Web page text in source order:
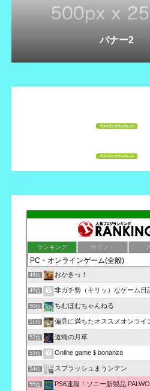
バナー3
バナー1
バナー2
バナー3
バナー1
ランキング ポイント
48位 おかきっ！
49位 非ガチ勢（キリッ）なゲーム日
50位 ちむほむちゃんねる
51位 偏見に満ちたオススメオンラインゲー
52位 道端の月草
53位 Online game＄bonanza
54位 スプラッシュまうンテン
55位 PS6速報！ソニー新製品